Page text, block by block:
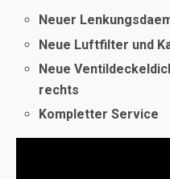
Neuer
Neue Luftfilter und
Neue
rechts
Kompletter Service